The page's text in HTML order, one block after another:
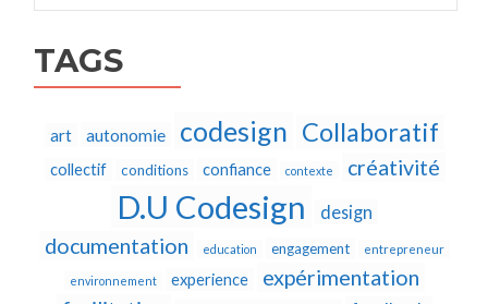
TAGS
art autonomie codesign Collaboratif
collectif conditions confiance contexte créativité
D.U Codesign design
documentation education engagement entrepreneur
environnement experience
expérimentation